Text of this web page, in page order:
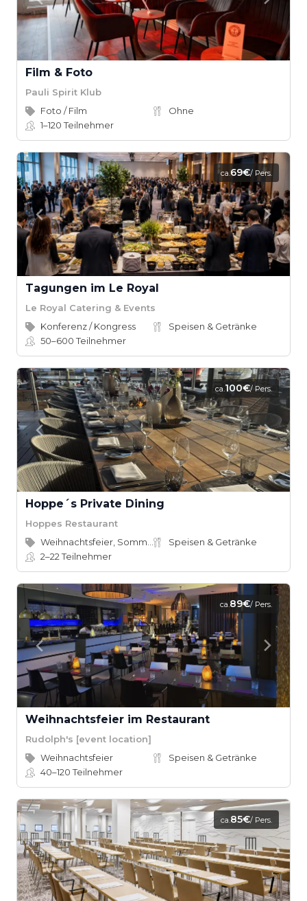
Film & Foto
Pauli Spirit Klub
Foto / Film
Ohne
1–120Teilnehmer
ca.69€/ Pers.
Tagungen im Le Royal
Le Royal Catering & Events
Konferenz / Kongress
Speisen & Getränke
50–600Teilnehmer
ca.100€/ Pers.
Hoppe´s Private Dining
Hoppes Restaurant
Speisen & Getränke
2–22Teilnehmer
ca.89€/ Pers.
Weihnachtsfeier im Restaurant
Rudolph's [event location]
Weihnachtsfeier
Speisen & Getränke
40–120Teilnehmer
ca.85€/ Pers.